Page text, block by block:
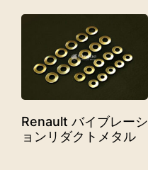
Renault バイブレーシ
ョンリダクトメタル